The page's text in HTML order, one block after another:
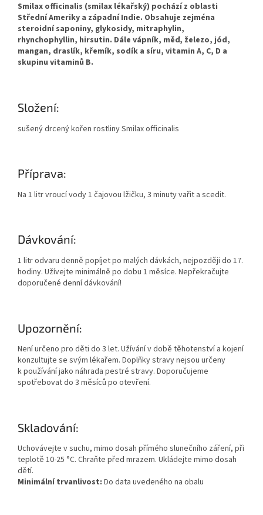
Smilax officinalis (smilax lékařský) pochází z oblasti
Střední Ameriky a západní Indie. Obsahuje zejména
steroidní saponiny, glykosidy, mitraphylin,
rhynchophyllin, hirsutin. Dále vápník, měď, železo, jód,
mangan, draslík, křemík, sodík a síru, vitamin A, C, D a
skupinu vitaminů B.
Složení:
sušený drcený kořen rostliny Smilax officinalis
Příprava:
Na 1 litr vroucí vody 1 čajovou lžičku, 3 minuty vařit a scedit.
Dávkování:
1 litr odvaru denně popíjet po malých dávkách, nejpozději do 17.
hodiny. Užívejte minimálně po dobu 1 měsíce. Nepřekračujte
doporučené denní dávkování!
Upozornění:
Není určeno pro děti do 3 let. Užívání v době těhotenství a kojení
konzultujte se svým lékařem. Doplňky stravy nejsou určeny
k používání jako náhrada pestré stravy. Doporučujeme
spotřebovat do 3 měsíců po otevření.
Skladování:
Uchovávejte v suchu, mimo dosah přímého slunečního záření, při
teplotě 10-25 °C. Chraňte před mrazem. Ukládejte mimo dosah
dětí.
Minimální trvanlivost: Do data uvedeného na obalu